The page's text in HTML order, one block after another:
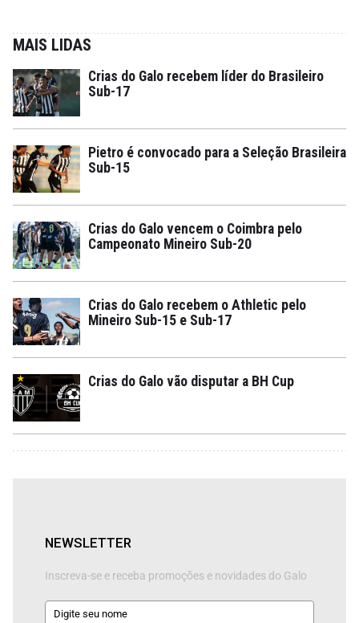
MAIS LIDAS
Crias do Galo recebem líder do Brasileiro
Sub-17
Pietro é convocado para a Seleção Brasileira
Sub-15
Crias do Galo vencem o Coimbra pelo
Campeonato Mineiro Sub-20
Crias do Galo recebem o Athletic pelo
Mineiro Sub-15 e Sub-17
Crias do Galo vão disputar a BH Cup
NEWSLETTER
Inscreva-se e receba promoções e novidades do Galo